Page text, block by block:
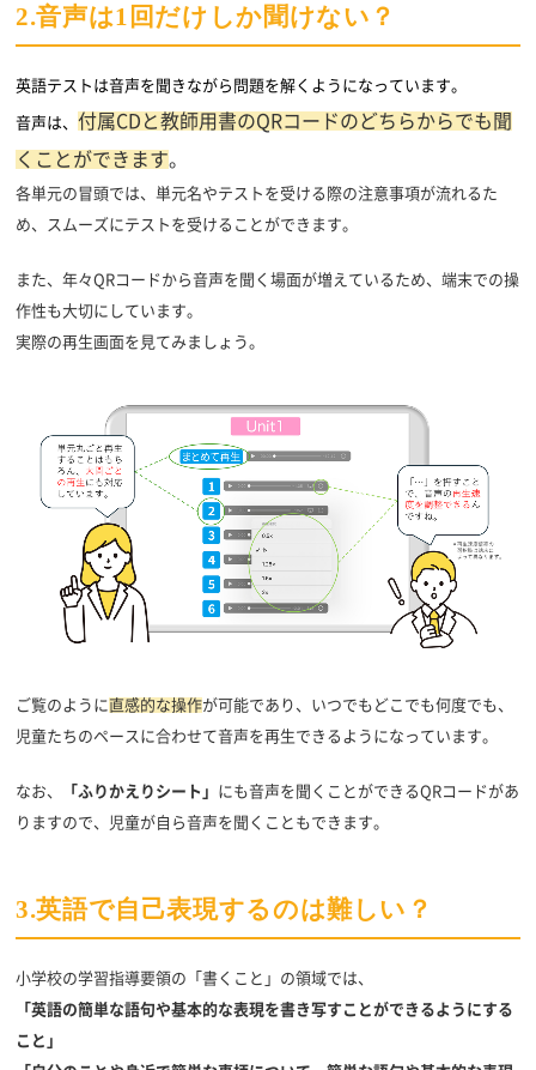
2.音声は1回だけしか聞けない？
英語テストは音声を聞きながら問題を解くようになっています。
音声は、 付属CDと教師用書のQRコードのどちらからでも聞
くことができます。
各単元の冒頭では、単元名やテストを受ける際の注意事項が流れるた
め、スムーズにテストを受けることができます。
また、年々QRコードから音声を聞く場面が増えているため、端末での操
作性も大切にしています。
実際の再生画面を見てみましょう。
ご覧のように直感的な操作が可能であり、いつでもどこでも何度でも、
児童たちのペースに合わせて音声を再生できるようになっています。
なお、 「ふりかえりシート」 にも音声を聞くことができるQRコードがあ
りますので、児童が自ら音声を聞くこともできます。
3.英語で自己表現するのは難しい？
小学校の学習指導要領の「書くこと」の領域では、
「英語の簡単な語句や基本的な表現を書き写すことができるようにする
こと」